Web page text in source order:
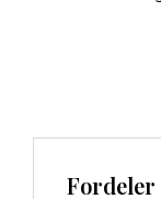
Fordeler